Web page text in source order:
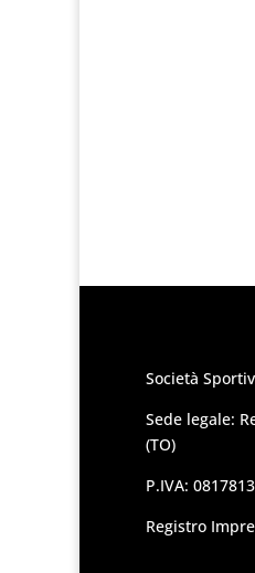
Società
Sede legale:
(TO)
P.IVA:
Registro